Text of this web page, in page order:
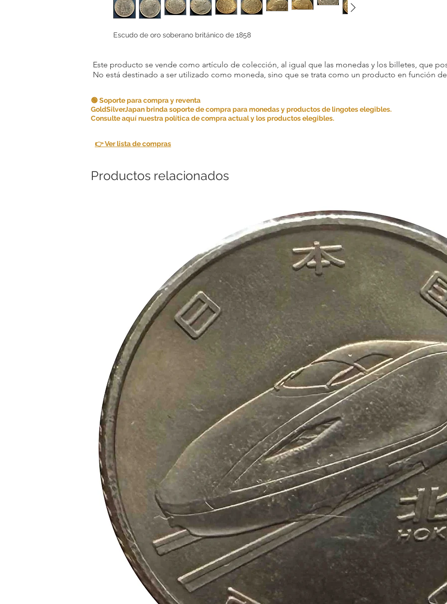
Escudo de oro soberano británico de 1858
Este producto se vende como artículo de colección, al igual que las monedas y los billetes, que
No está destinado a ser utilizado como moneda, sino que se trata como un producto en función
🟢 Soporte para compra y reventa
GoldSilverJapan brinda soporte de compra para monedas y productos de lingotes elegibles.
Consulte aquí nuestra política de compra actual y los productos elegibles.
👉 Ver lista de compras
Productos relacionados